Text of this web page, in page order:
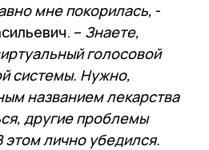
мне покорилась, -
– Знаете,
голосовой
системы. Нужно,
названием лекарства
другие проблемы
лично убедился.